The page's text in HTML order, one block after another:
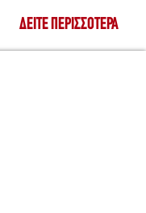
ΔΕΊΤΕ ΠΕΡΙΣΣΌΤΕΡΑ